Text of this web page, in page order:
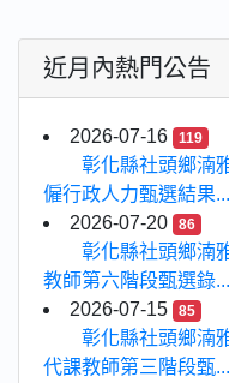
近月內熱門公告
2026-07-16 119
彰化縣社頭鄉湳
僱行政人力甄選結果...
2026-07-20
86
彰化縣社頭鄉湳
教師第六階段甄選錄...
2026-07-15
85
彰化縣社頭鄉湳
代課教師第三階段甄...